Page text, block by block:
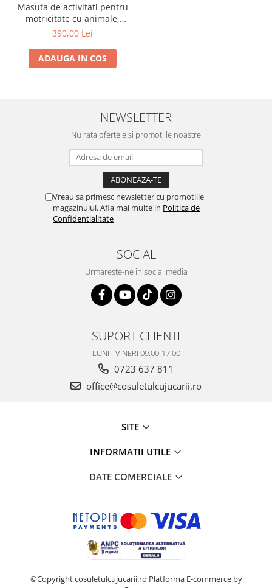
Masuta de activitati pentru
motricitate cu animale,
PolarB
390,00 Lei
ADAUGA IN COS
NEWSLETTER
Nu rata ofertele si promotiile noastre
Vreau sa primesc newsletter cu promotiile
magazinului. Afla mai multe in Politica de
Confidentialitate
SOCIAL
Urmareste-ne in social media
SUPORT CLIENTI
LUNI - VINERI 09.00-17.00
0723 637 811
office@cosuletulcujucarii.ro
SITE
INFORMATII UTILE
DATE COMERCIALE
©Copyright cosuletulcujucarii.ro Platforma E-commerce by